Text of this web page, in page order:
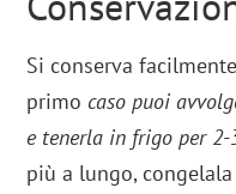
Si conserva
primo caso puoi
e tenerla in frigo per
più a lungo,